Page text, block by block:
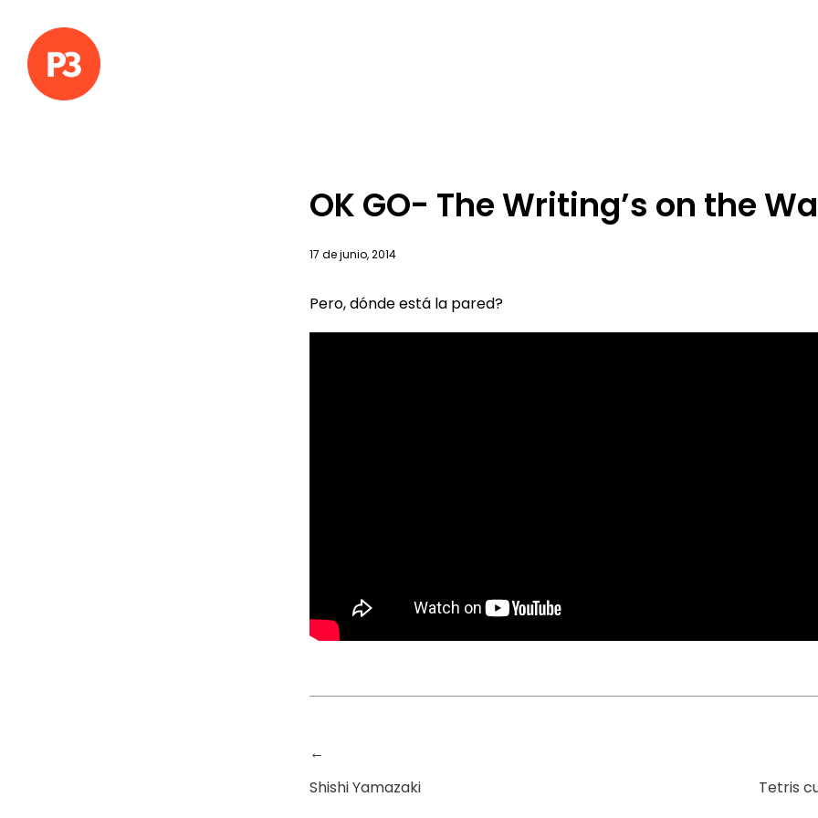
OK GO- The Writing’s on the
17 de junio, 2014
Pero, dónde está la pared?
←
Shishi Yamazaki
Tetris